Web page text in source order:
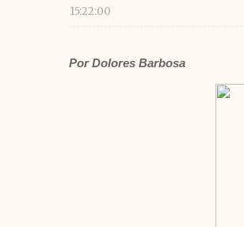
15:22:00
Por Dolores Barbosa